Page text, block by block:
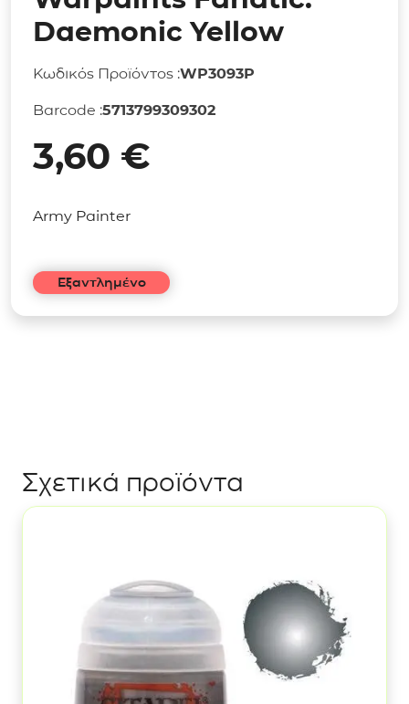
Daemonic Yellow
Κωδικός Προϊόντος :WP3093P
Barcode :5713799309302
3,60 €
Army Painter
Εξαντλημένο
Σχετικά προϊόντα